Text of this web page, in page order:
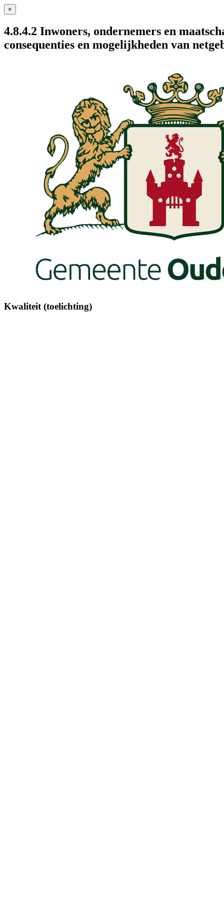
×
4.8.4.2 Inwoners, ondernemers en
consequenties en mogelijkheden van
Kwaliteit (toelichting)